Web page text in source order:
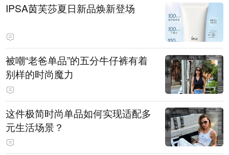
IPSA茵芙莎夏日新品焕新登场
被嘲“老爸单品”的五分牛仔裤有着
别样的时尚魔力
这件极简时尚单品如何实现适配多
元生活场景？